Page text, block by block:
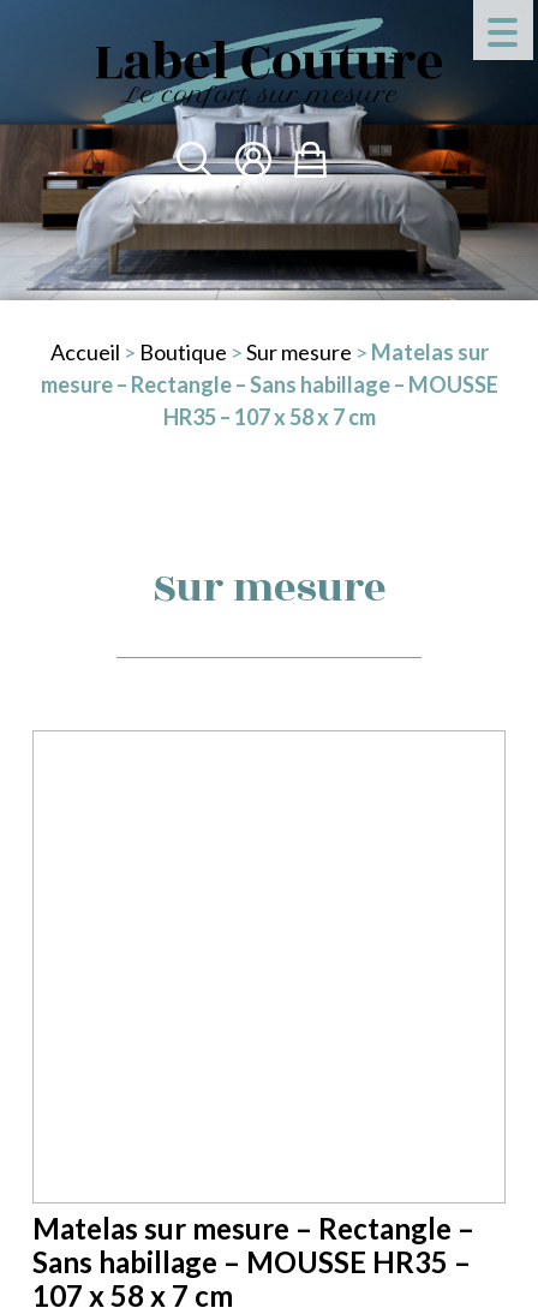
Accueil > Boutique >Sur mesure > Matelas sur
mesure – Rectangle – Sans habillage – MOUSSE
HR35 – 107 x 58 x 7 cm
Sur mesure
Matelas sur mesure – Rectangle –
Sans habillage – MOUSSE HR35 –
107 x 58 x 7 cm